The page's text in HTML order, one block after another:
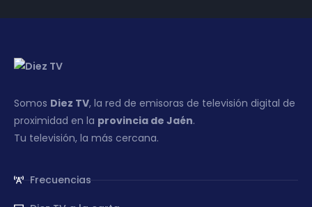
Somos Diez TV, la red de emisoras de televisión digital de
proximidad en la provincia de Jaén.
Tu televisión, la más cercana.
Frecuencias